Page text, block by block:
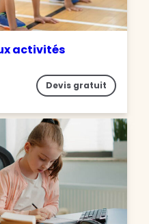
activités
Devis gratuit